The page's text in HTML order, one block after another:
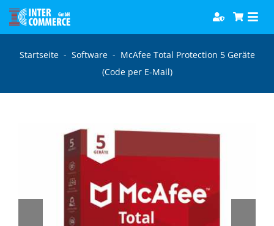
Zum
Inhalt
Software
Games
Startseite- Software- McAfee Total Protection 5 Geräte
(Code per E-Mail)